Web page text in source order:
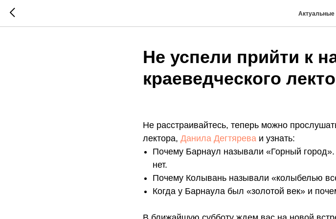
Актуальные
Не успели прийти к
краеведческого
Не расстраивайтесь, теперь можно
лектора, Данила Дегтярева и узнать:
Почему Барнаул называли «Горный
нет.
Почему Колывань называли «колыбелью
Когда у Барнаула был «золотой век» и